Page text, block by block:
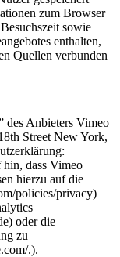
zum Browser
sowie
enthalten,
Quellen verbunden
des Anbieters Vimeo
Street New York,
dass Vimeo
hierzu auf die
policies/privacy)
oder die
zu
.).